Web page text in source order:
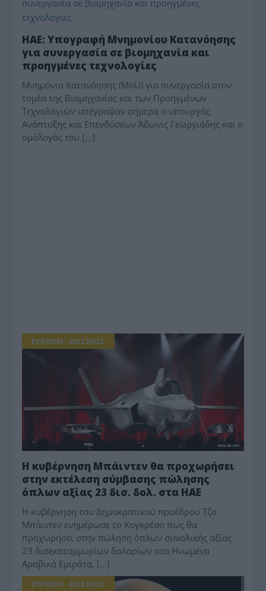
ΗΑΕ: Υπογραφή Μνημονίου Κατανόησης
για συνεργασία σε βιομηχανία και
προηγμένες τεχνολογίες
Μνημόνιο Κατανόησης (MoU) για συνεργασία στον
τομέα της Βιομηχανίας και των Προηγμένων
Τεχνολογιών υπέγραψαν σήμερα ο υπουργός
Ανάπτυξης και Επενδύσεων Άδωνις Γεωργιάδης και ο
ομόλογός του […]
ΕΥΡΩΠΗ - ΚΟΣΜΟΣ
Η κυβέρνηση Μπάιντεν θα προχωρήσει
στην εκτέλεση σύμβασης πώλησης
όπλων αξίας 23 δισ. δολ. στα ΗΑΕ
Η κυβέρνηση του Δημοκρατικού προέδρου Τζο
Μπάιντεν ενημέρωσε το Κογκρέσο πως θα
προχωρήσει στην πώληση όπλων συνολικής αξίας
23 δισεκατομμυρίων δολαρίων στα Ηνωμένα
Αραβικά Εμιράτα, […]
ΕΥΡΩΠΗ - ΚΟΣΜΟΣ